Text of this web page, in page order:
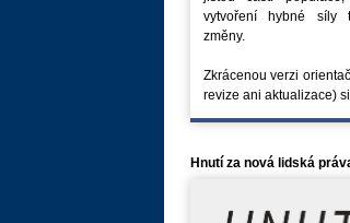
vytvoření hybné síly
změny.
Zkrácenou verzi
revize ani aktualizace)
Hnutí za nová lidská